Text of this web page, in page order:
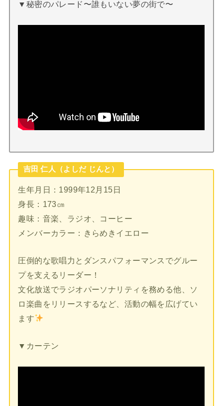
▼秘密のパレード〜誰もいない夢の街で〜
吉田 仁人（よしだ じんと）
生年月日：1999年12月15日
身長：173㎝
趣味：音楽、ラジオ、コーヒー
メンバーカラー：きらめきイエロー
圧倒的な歌唱力とダンスパフォーマンスでグルー
プを支えるリーダー！
文化放送でラジオパーソナリティを務める他、ソ
ロ楽曲をリリースするなど、活動の幅を広げてい
ます
▼カーテン